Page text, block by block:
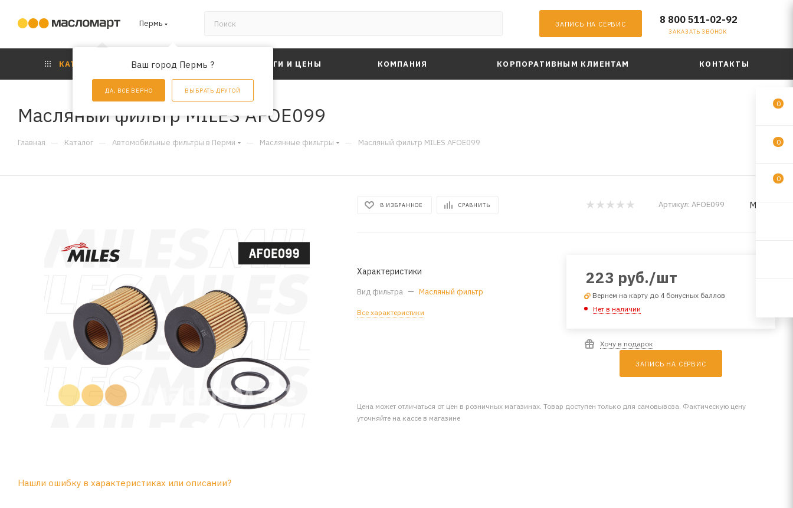
Пермь
Ваш город Пермь ?
ДА, ВСЕ ВЕРНО ВЫБРАТЬ ДРУГОЙ
ЗАПИСЬ НА СЕРВИС 8 800 511-02-92
ЗАКАЗАТЬ ЗВОНОК
КАТАЛОГ АКЦИИ УСЛУГИ И ЦЕНЫ КОМПАНИЯ КОРПОРАТИВНЫМ КЛИЕНТАМ КОНТАКТЫ
Масляный фильтр MILES AFOE099
Главная — Каталог — Автомобильные фильтры в Перми — Маслянные фильтры — Масляный фильтр MILES AFOE099
В ИЗБРАННОЕ СРАВНИТЬ Артикул: AFOE099 MILES
Характеристики
Вид фильтра — Масляный фильтр
Все характеристики
223 руб./шт
Вернем на карту до 4 бонусных баллов
Нет в наличии
Хочу в подарок
ЗАПИСЬ НА СЕРВИС
Цена может отличаться от цен в розничных магазинах. Товар доступен только для самовывоза. Фактическую цену
уточняйте на кассе в магазине
Нашли ошибку в характеристиках или описании?
0
0
0